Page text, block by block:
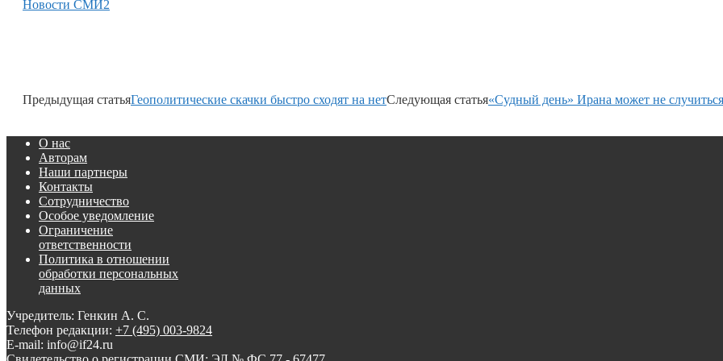
Новости СМИ2
Предыдущая статьяГеополитические скачки быстро сходят на нетСледующая статья«Судный день» Ирана может не случиться
О нас
Авторам
Наши партнеры
Контакты
Сотрудничество
Особое уведомление
Ограничение
ответственности
Политика в отношении
обработки персональных
данных
Учредитель: Генкин А. С.
Телефон редакции: +7 (495) 003-9824
E-mail: info@if24.ru